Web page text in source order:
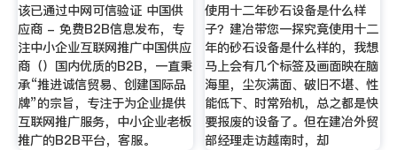
该已通过中网可信验证 中国供
应商 - 免费B2B信息发布，专
注中小企业互联网推广中国供应
商（）国内优质的B2B，一直秉
承“推进诚信贸易、创建国际品
牌”的宗旨，专注于为企业提供
互联网推广服务，中小企业老板
推广的B2B平台，客服。
使用十二年砂石设备是什么样
子？建冶带您一探究竟使用十二
年的砂石设备是什么样的，我想
马上会有几个标签及画面映在脑
海里，尘灰满面、破旧不堪、性
能低下、时常殆机，总之都是快
要报废的设备了。但在建冶外贸
部经理走访越南时，却